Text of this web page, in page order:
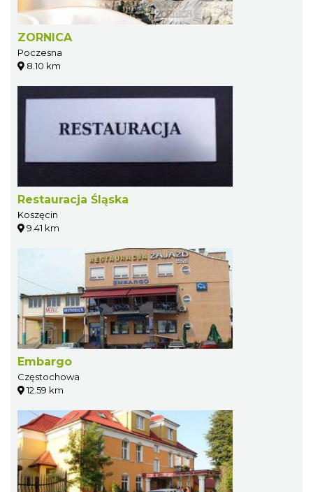
ZORNICA
Poczesna
8.10 km
Restauracja Śląska
Koszęcin
9.41 km
Embargo
Częstochowa
12.59 km